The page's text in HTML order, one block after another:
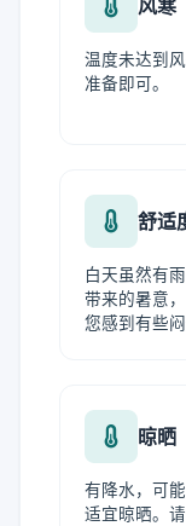
风寒
温度未达到
准备即可。
舒适
白天虽然有
带来的暑意
您感到有些
晾晒
有降水，可
适宜晾晒。